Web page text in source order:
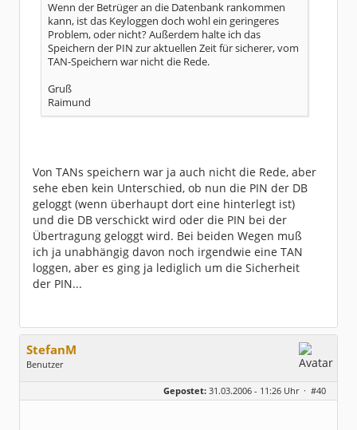
Wenn der Betrüger an die Datenbank rankommen
kann, ist das Keyloggen doch wohl ein geringeres
Problem, oder nicht? Außerdem halte ich das
Speichern der PIN zur aktuellen Zeit für sicherer, vom
TAN-Speichern war nicht die Rede.
Gruß
Raimund
Von TANs speichern war ja auch nicht die Rede, aber
sehe eben kein Unterschied, ob nun die PIN der DB
geloggt (wenn überhaupt dort eine hinterlegt ist)
und die DB verschickt wird oder die PIN bei der
Übertragung geloggt wird. Bei beiden Wegen muß
ich ja unabhängig davon noch irgendwie eine TAN
loggen, aber es ging ja lediglich um die Sicherheit
der PIN...
StefanM
Benutzer
Beiträge:
230
Gepostet: 31.03.2006 - 11:26 Uhr · #40